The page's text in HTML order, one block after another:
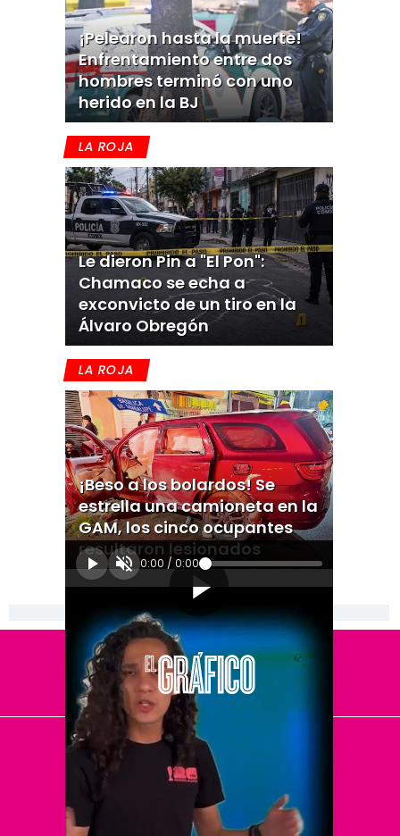
¡Pelearon hasta la muerte!
Enfrentamiento entre dos
hombres terminó con uno
herido en la BJ
LA ROJA
Le dieron Pin a "El Pon":
Chamaco se echa a
exconvicto de un tiro en la
Álvaro Obregón
LA ROJA
¡Beso a los bolardos! Se
estrella una camioneta en la
GAM, los cinco ocupantes
resultaron lesionados
0:00 / 0:00
[Publicidad]
El Universal
Vive USA